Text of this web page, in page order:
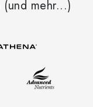
(und mehr...)